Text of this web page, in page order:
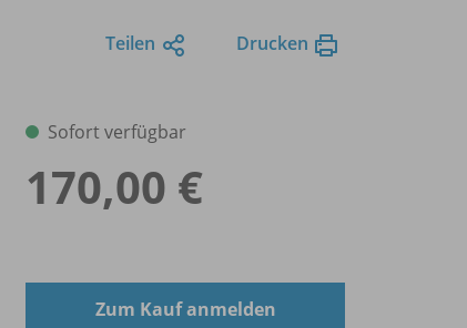
Teilen Drucken
Sofort verfügbar
170,00 €
Zum Kauf anmelden